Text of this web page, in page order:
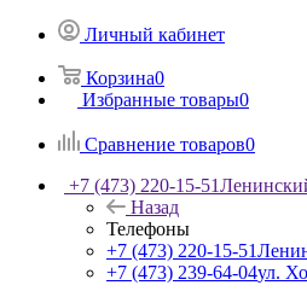
Личный кабинет
Корзина0
Избранные товары0
Сравнение товаров0
+7 (473) 220-15-51
Назад
Телефоны
+7 (473) 220-15-51
+7 (473) 239-64-04ул.